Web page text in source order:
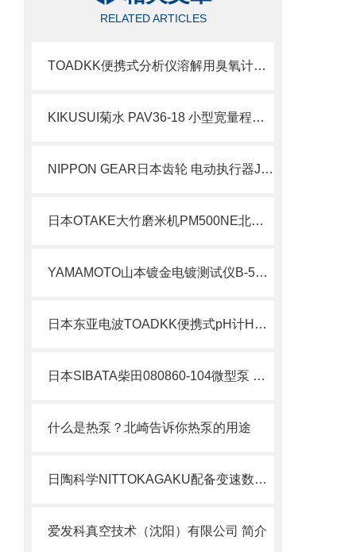
RELATED ARTICLES
TOADKK便携式分析仪溶解用臭氧计OZ-20
​KIKUSUI菊水 PAV36-18 小型宽量程直流电源 介绍
NIPPON GEAR日本齿轮 电动执行器JX-05M简介
日本OTAKE大竹磨米机PM500NE北崎热卖
YAMAMOTO山本镀金电镀测试仪B-52W-YTC300
日本东亚电波TOADKK便携式pH计HM-40P产品介绍
日本SIBATA柴田080860-104微型泵 MP-Σ100HNII.北崎有售
什么是热泵？北崎告诉你热泵的用途
日陶科学NITTOKAGAKU配备变速数字定时器小型电炉21300111原理与应用
爱发科真空技术（沈阳）有限公司 简介